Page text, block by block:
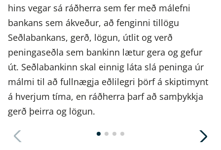
hins vegar sá ráðherra sem fer með málefni
bankans sem ákveður, að fenginni tillögu
Seðlabankans, gerð, lögun, útlit og verð
peningaseðla sem bankinn lætur gera og gefur
út. Seðlabankinn skal einnig láta slá peninga úr
málmi til að fullnægja eðlilegri þörf á skiptimynt
á hverjum tíma, en ráðherra þarf að samþykkja
gerð þeirra og lögun.